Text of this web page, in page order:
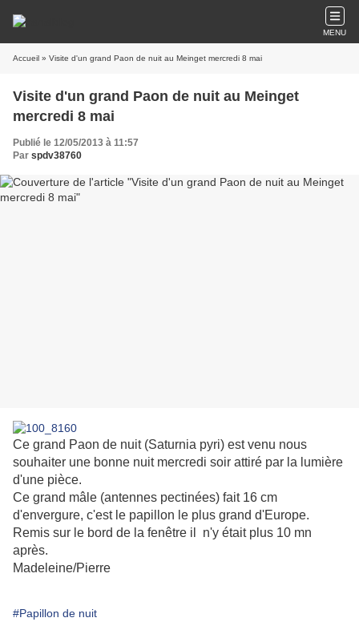
MENU
Accueil » Visite d'un grand Paon de nuit au Meinget mercredi 8 mai
Visite d'un grand Paon de nuit au Meinget
mercredi 8 mai
Publié le 12/05/2013 à 11:57
Par spdv38760
Ce grand Paon de nuit (Saturnia pyri) est venu nous
souhaiter une bonne nuit mercredi soir attiré par la lumière
d'une pièce.
Ce grand mâle (antennes pectinées) fait 16 cm
d'envergure, c'est le papillon le plus grand d'Europe.
Remis sur le bord de la fenêtre il n'y était plus 10 mn
après.
Madeleine/Pierre
#Papillon de nuit